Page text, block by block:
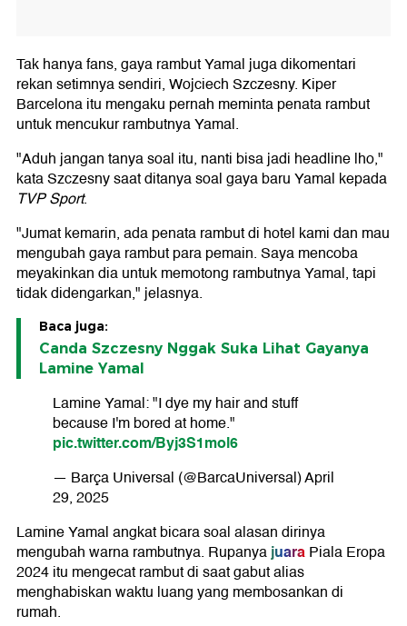
Tak hanya fans, gaya rambut Yamal juga dikomentari
rekan setimnya sendiri, Wojciech Szczesny. Kiper
Barcelona itu mengaku pernah meminta penata rambut
untuk mencukur rambutnya Yamal.
"Aduh jangan tanya soal itu, nanti bisa jadi headline lho,"
kata Szczesny saat ditanya soal gaya baru Yamal kepada
TVP Sport.
"Jumat kemarin, ada penata rambut di hotel kami dan mau
mengubah gaya rambut para pemain. Saya mencoba
meyakinkan dia untuk memotong rambutnya Yamal, tapi
tidak didengarkan," jelasnya.
Baca juga:
Canda Szczesny Nggak Suka Lihat Gayanya
Lamine Yamal
Lamine Yamal: "I dye my hair and stuff
because I'm bored at home."
pic.twitter.com/Byj3S1mol6
— Barça Universal (@BarcaUniversal)April
29, 2025
Lamine Yamal angkat bicara soal alasan dirinya
mengubah warna rambutnya. RupanyajuaraPiala Eropa
2024 itu mengecat rambut di saat gabut alias
menghabiskan waktu luang yang membosankan di
rumah.